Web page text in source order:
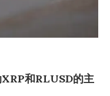
和RLUSD的主